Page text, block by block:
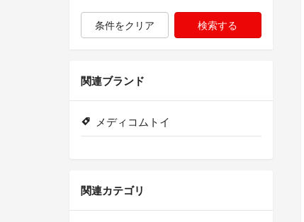
条件をクリア 検索する
関連ブランド
メディコムトイ
関連カテゴリ